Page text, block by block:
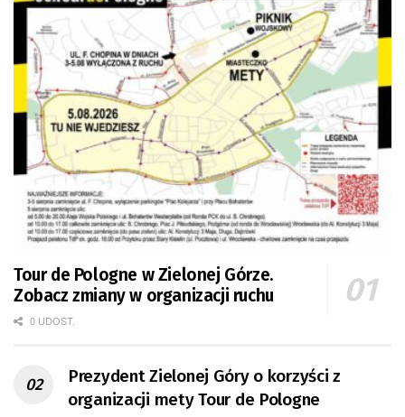
Tour de Pologne w Zielonej Górze.
Zobacz zmiany w organizacji ruchu
0 UDOST.
Prezydent Zielonej Góry o korzyści z
organizacji mety Tour de Pologne